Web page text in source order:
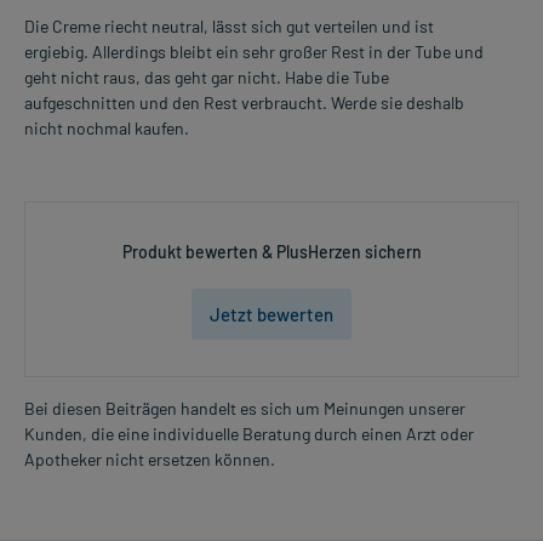
Die Creme riecht neutral, lässt sich gut verteilen und ist
ergiebig. Allerdings bleibt ein sehr großer Rest in der Tube und
geht nicht raus, das geht gar nicht. Habe die Tube
aufgeschnitten und den Rest verbraucht. Werde sie deshalb
nicht nochmal kaufen.
Produkt bewerten & PlusHerzen sichern
Jetzt bewerten
Bei diesen Beiträgen handelt es sich um Meinungen unserer
Kunden, die eine individuelle Beratung durch einen Arzt oder
Apotheker nicht ersetzen können.